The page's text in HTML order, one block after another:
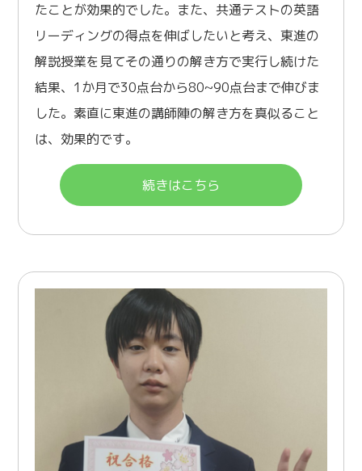
たことが効果的でした。また、共通テストの英語
リーディングの得点を伸ばしたいと考え、東進の
解説授業を見てその通りの解き方で実行し続けた
結果、1か月で30点台から80~90点台まで伸びま
した。素直に東進の講師陣の解き方を真似ること
は、効果的です。
続きはこちら